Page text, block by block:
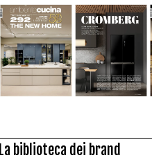
La biblioteca dei brand